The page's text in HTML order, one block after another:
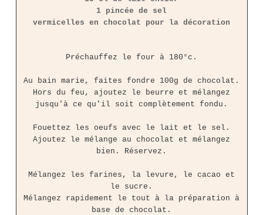
1 pincée de sel
vermicelles en chocolat pour la décoration
Préchauffez le four à 180°c.
Au bain marie, faites fondre 100g de chocolat.
Hors du feu, ajoutez le beurre et mélangez
jusqu'à ce qu'il soit complètement fondu.
Fouettez les oeufs avec le lait et le sel.
Ajoutez le mélange au chocolat et mélangez
bien. Réservez.
Mélangez les farines, la levure, le cacao et
le sucre.
Mélangez rapidement le tout à la préparation à
base de chocolat.